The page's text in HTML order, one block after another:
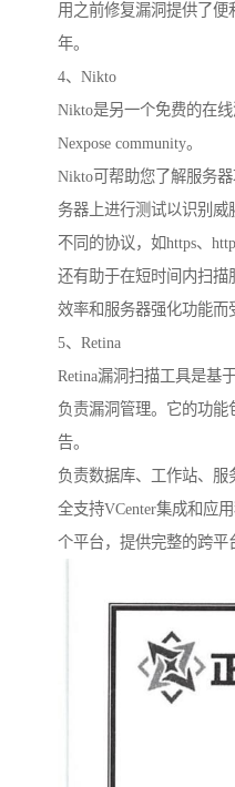
用之前修复漏洞提供了便
年。
4、Nikto
Nikto是另一个免费的在
Nexpose community。
Nikto可帮助您了解服务
务器上进行测试以识别
不同的协议，如https、
还有助于在短时间内扫
效率和服务器强化功能而
5、Retina
Retina漏洞扫描工具是基
负责漏洞管理。它的功
告。
负责数据库、工作站、服
全支持VCenter集成和应
个平台，提供完整的跨平